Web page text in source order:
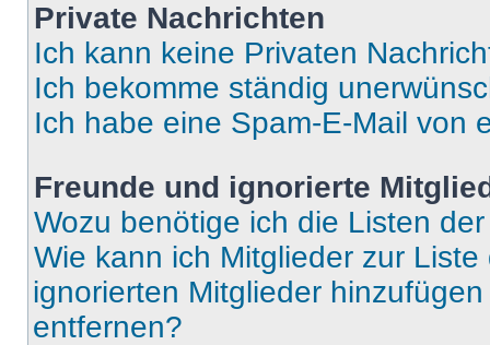
Private Nachrichten
Ich kann keine Privaten
Ich bekomme ständig
Ich habe eine Spam-E-Mail von
Freunde und ignorierte
Wozu benötige ich die Listen
Wie kann ich Mitglieder zur
ignorierten Mitglieder
entfernen?